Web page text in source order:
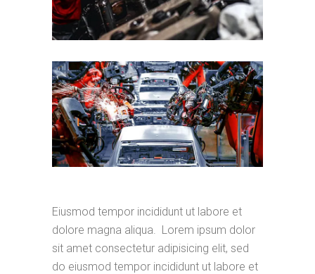
Eiusmod tempor incididunt ut labore et
dolore magna aliqua. Lorem ipsum dolor
sit amet consectetur adipisicing elit, sed
do eiusmod tempor incididunt ut labore et